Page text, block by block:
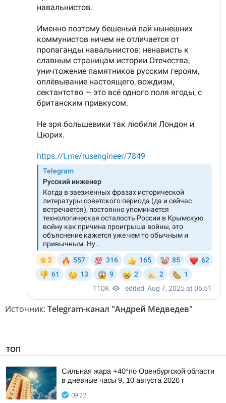
Источник: Telegram-канал "Андрей Медведев"
ТОП
Сильная жара +40°по Оренбургской области
в дневные часы 9, 10 августа 2026 г
09:22